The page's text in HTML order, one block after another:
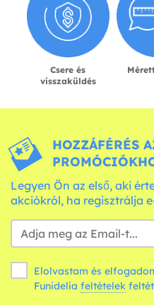
Csere és
visszaküldés
HOZZÁFÉRÉS
Legyen Ön az első, aki
akciókról, ha regisztrálja
Elolvastam és
Funidelia feltételek